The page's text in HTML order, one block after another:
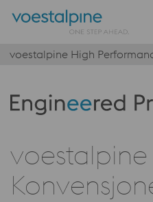
voestalpine High
Produktkategorie:
voestalpine